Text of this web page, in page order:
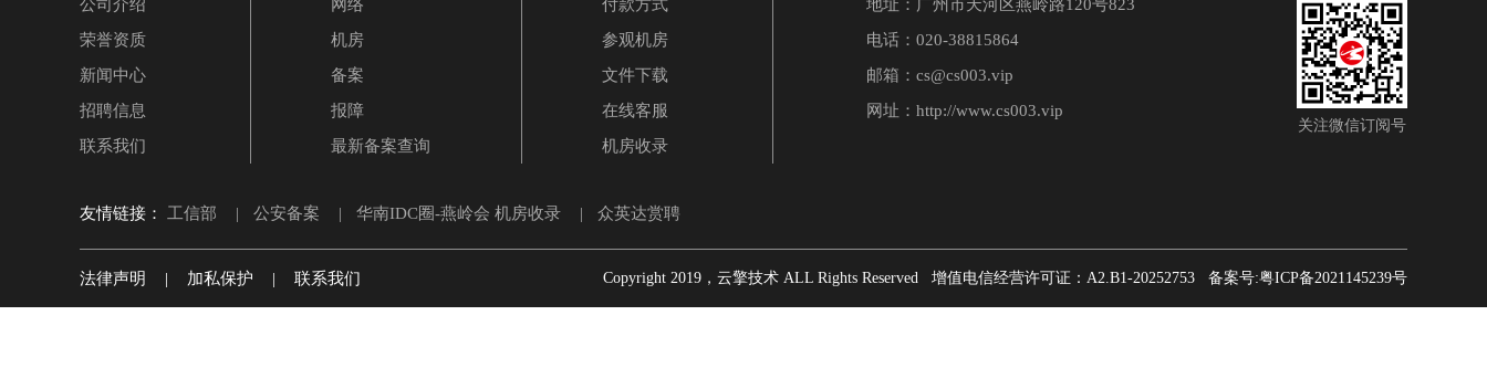
公司介绍
荣誉资质
新闻中心
招聘信息
联系我们
网络
机房
备案
报障
最新备案查询
付款方式
参观机房
文件下载
在线客服
机房收录
地址：广州市天河区燕岭路120号823
电话：020-38815864
邮箱：cs@cs003.vip
网址： http://www.cs003.vip
关注微信订阅号
友情链接： 工信部 | 公安备案 | 华南IDC圈-燕岭会 机房收录 | 众英达赏聘
法律声明 | 加私保护 | 联系我们 Copyright 2019，云擎技术 ALL Rights Reserved 增值电信经营许可证：A2.B1-20252753 备案号:粤ICP备2021145239号